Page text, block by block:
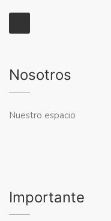
Nosotros
Nuestro espacio
Importante